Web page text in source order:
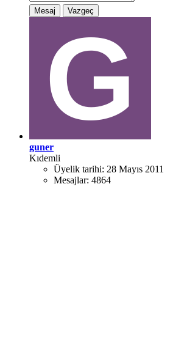
Mesaj Vazgeç
guner
Kıdemli
Üyelik tarihi: 28 Mayıs 2011
Mesajlar: 4864